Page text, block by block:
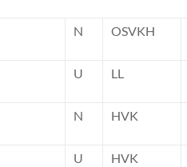
N OSVKH
U LL
N HVK
U HVK